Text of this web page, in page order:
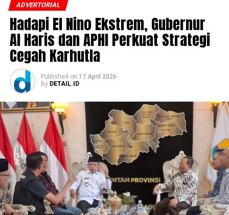
ADVERTORIAL
Hadapi El Nino Ekstrem, Gubernur
Al Haris dan APHI Perkuat Strategi
Cegah Karhutla
Published on 17 April 2026
By DETAIL.ID